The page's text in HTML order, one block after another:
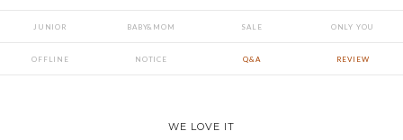
JUNIOR BABY&MOM SALE ONLY YOU
OFFLINE NOTICE Q&A REVIEW
WE LOVE IT